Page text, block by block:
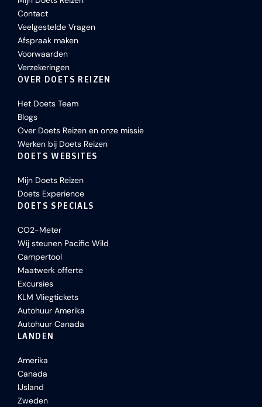
Contact
Veelgestelde Vragen
Afspraak maken
Voorwaarden
Verzekeringen
OVER DOETS REIZEN
Het Doets Team
Blogs
Over Doets Reizen en onze missie
Werken bij Doets Reizen
DOETS WEBSITES
Mijn Doets Reizen
Doets Experience
DOETS SPECIALS
CO2-Meter
Wij steunen Pacific Wild
Campertool
Maatwerk offerte
Excursies
KLM Vliegtickets
Autohuur Amerika
Autohuur Canada
LANDEN
Amerika
Canada
IJsland
Zweden